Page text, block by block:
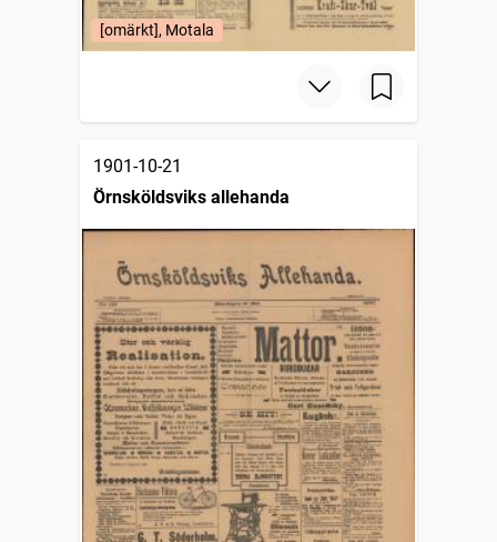
[omärkt], Motala
1901-10-21
Örnsköldsviks allehanda